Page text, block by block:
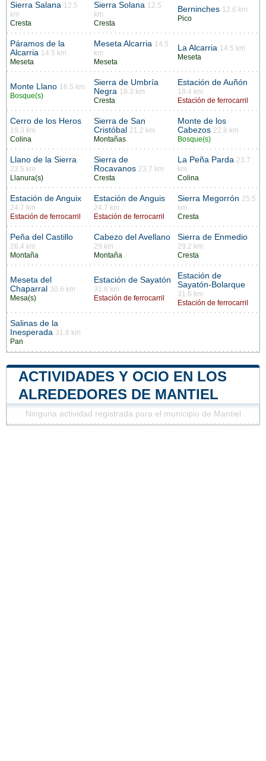
Sierra Salana 12.5
km
Cresta
Sierra Solana 12.5
km
Cresta
Berninches 12.6 km
Pico
Páramos de la
Alcarria 14.5 km
Meseta
Meseta Alcarria 14.5
km
Meseta
La Alcarria 14.5 km
Meseta
Monte Llano 16.5 km
Bosque(s)
Sierra de Umbría
Negra 18.3 km
Cresta
Estación de Auñón
18.4 km
Estación de ferrocarril
Cerro de los Heros
19.3 km
Colina
Sierra de San
Cristóbal
21.2 km
Montañas
Monte de los
Cabezos 22.8 km
Bosque(s)
Llano de la Sierra
23.5 km
Llanura(s)
Sierra de
Rocavanos 23.7 km
Cresta
La Peña Parda 23.7
km
Colina
Estación de Anguix
24.7 km
Estación de ferrocarril
Estación de Anguis
24.7 km
Estación de ferrocarril
Sierra Megorrón 25.5
km
Cresta
Peña del Castillo
26.4 km
Montaña
Cabezo del Avellano
29 km
Montaña
Sierra de Enmedio
29.2 km
Cresta
Meseta del
Chaparral
30.6 km
Mesa(s)
Estación de Sayatón
31.6 km
Estación de ferrocarril
Estación de
Sayatón-Bolarque
31.6 km
Estación de ferrocarril
Salinas de la
Inesperada 31.6 km
Pan
ACTIVIDADES Y OCIO EN LOS
ALREDEDORES DE MANTIEL
Ninguna actividad registrada para el municipio de Mantiel